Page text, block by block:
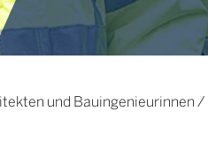
und Bauingenieurinnen